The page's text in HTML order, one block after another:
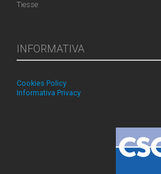
Tiesse
INFORMATIVA
Cookies Policy
Informativa Privacy